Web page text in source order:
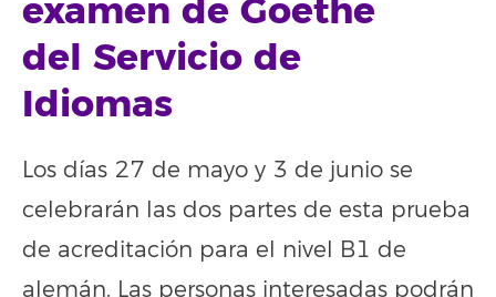
examen de Goethe
del Servicio de
Idiomas
Los días 27 de mayo y 3 de junio se
celebrarán las dos partes de esta prueba
de acreditación para el nivel B1 de
alemán. Las personas interesadas podrán